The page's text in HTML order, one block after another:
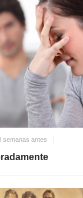
semanas antes